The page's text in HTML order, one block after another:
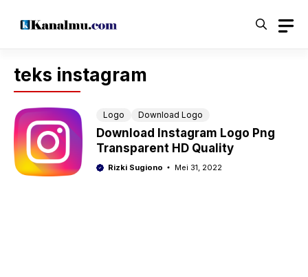
teks instagram
Logo Download Logo
Download Instagram Logo Png
Transparent HD Quality
Rizki Sugiono Mei 31, 2022